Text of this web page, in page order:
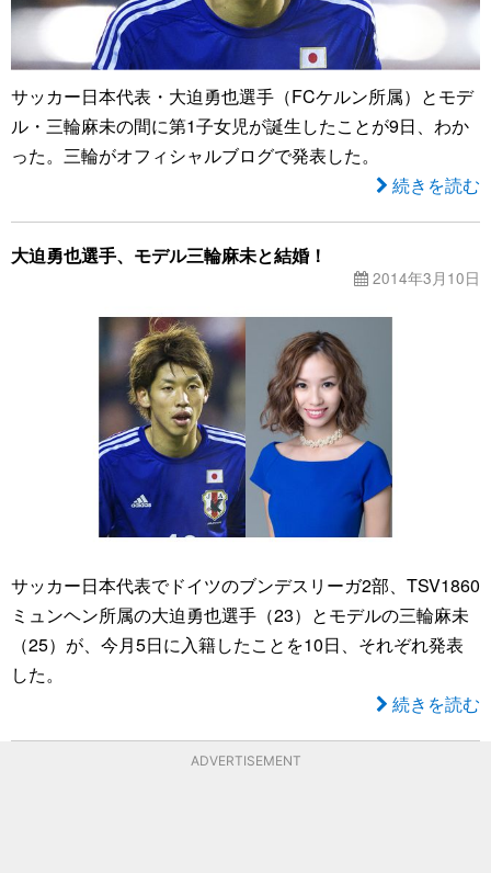
サッカー日本代表・大迫勇也選手（FCケルン所属）とモデ
ル・三輪麻未の間に第1子女児が誕生したことが9日、わか
った。三輪がオフィシャルブログで発表した。
続きを読む
大迫勇也選手、モデル三輪麻未と結婚！
2014年3月10日
サッカー日本代表でドイツのブンデスリーガ2部、TSV1860
ミュンヘン所属の大迫勇也選手（23）とモデルの三輪麻未
（25）が、今月5日に入籍したことを10日、それぞれ発表
した。
続きを読む
ADVERTISEMENT